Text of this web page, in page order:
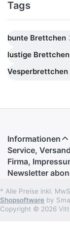
Tags
bunte Brettchen
lustige Brettchen
Vesperbrettchen
Informationen
Service,
Firma,
Newsletter
* Alle Preise inkl.
Shopsoftware by
Copyright © 2026